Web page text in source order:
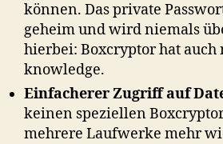
können. Das private
geheim und wird niemals
hierbei: Boxcryptor hat auch
knowledge.
Einfacherer Zugriff auf
keinen speziellen
mehrere Laufwerke mehr